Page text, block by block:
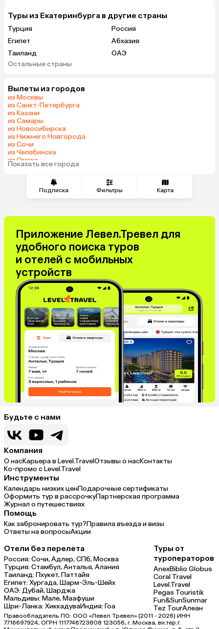
Подписка Фильтры Карта
Туры из Екатеринбурга в другие страны
Турция
Россия
Египет
Абхазия
Таиланд
ОАЭ
Вьетнам
Гонконг
Остальные страны
Вылеты из городов
из Москвы
из Санкт-Петербурга
из Казани
из Самары
из Новосибирска
из Нижнего Новгорода
из Сочи
из Челябинска
из Омска
из Красноярска
Показать все города
Приложение Левел.Тревел для
удобного поиска туров
и отелей с мобильных
устройств
Будьте с нами
Компания
О насКарьера в Level.TravelОтзывы о насКонтакты
Ко-промо с Level.Travel
Инструменты
Календарь низких ценПодарочные сертификаты
Оформить тур в рассрочкуПартнерская программа
Журнал о путешествиях
Помощь
Как забронировать тур?Правила въезда и визы
Ответы на вопросыАкции
Отели без перелета
Россия:Сочи,Адлер,СПб,Москва
Турция:Стамбул,Анталья,Алания
Таиланд:Пхукет,Паттайя
Египет:Хургада,Шарм-Эль-Шейх
ОАЭ:Дубай,Шарджа
Мальдивы:Мале,Маафуши
Шри-Ланка:ХиккадуваИндия:Гоа
Туры от
туроператоров
AnexBiblio Globus
Coral Travel
Level.Travel
Pegas Touristik
Fun&SunSunmar
Tez TourАлеан
Правообладатель ПО: ООО «Левел Тревел» (2011 - 2026) ИНН
7716697924, ОГРН 1117746723808 123056, г. Москва, вн.тер.г.